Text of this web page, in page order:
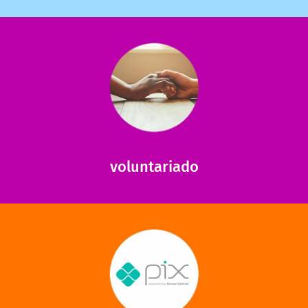
voluntariado
ajudar com certos assuntos. Entre em contato conosco e
saiba como nos ajudar.
saiba mais
mantermos nossas unidades em funcionamento!
saiba mais